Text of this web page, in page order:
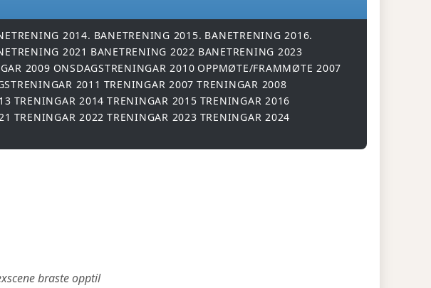
2014. BANETRENING 2015. BANETRENING 2016.
2021 BANETRENING 2022 BANETRENING 2023
2009 ONSDAGSTRENINGAR 2010 OPPMØTE/FRAMMØTE 2007
2011 TRENINGAR 2007 TRENINGAR 2008
TRENINGAR 2014 TRENINGAR 2015 TRENINGAR 2016
TRENINGAR 2022 TRENINGAR 2023 TRENINGAR 2024
braste opptil